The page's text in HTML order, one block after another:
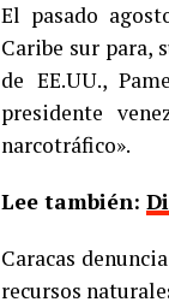
El pasado
Caribe sur para,
de EE.UU.,
presidente
narcotráfico».
Lee también:
Caracas
recursos